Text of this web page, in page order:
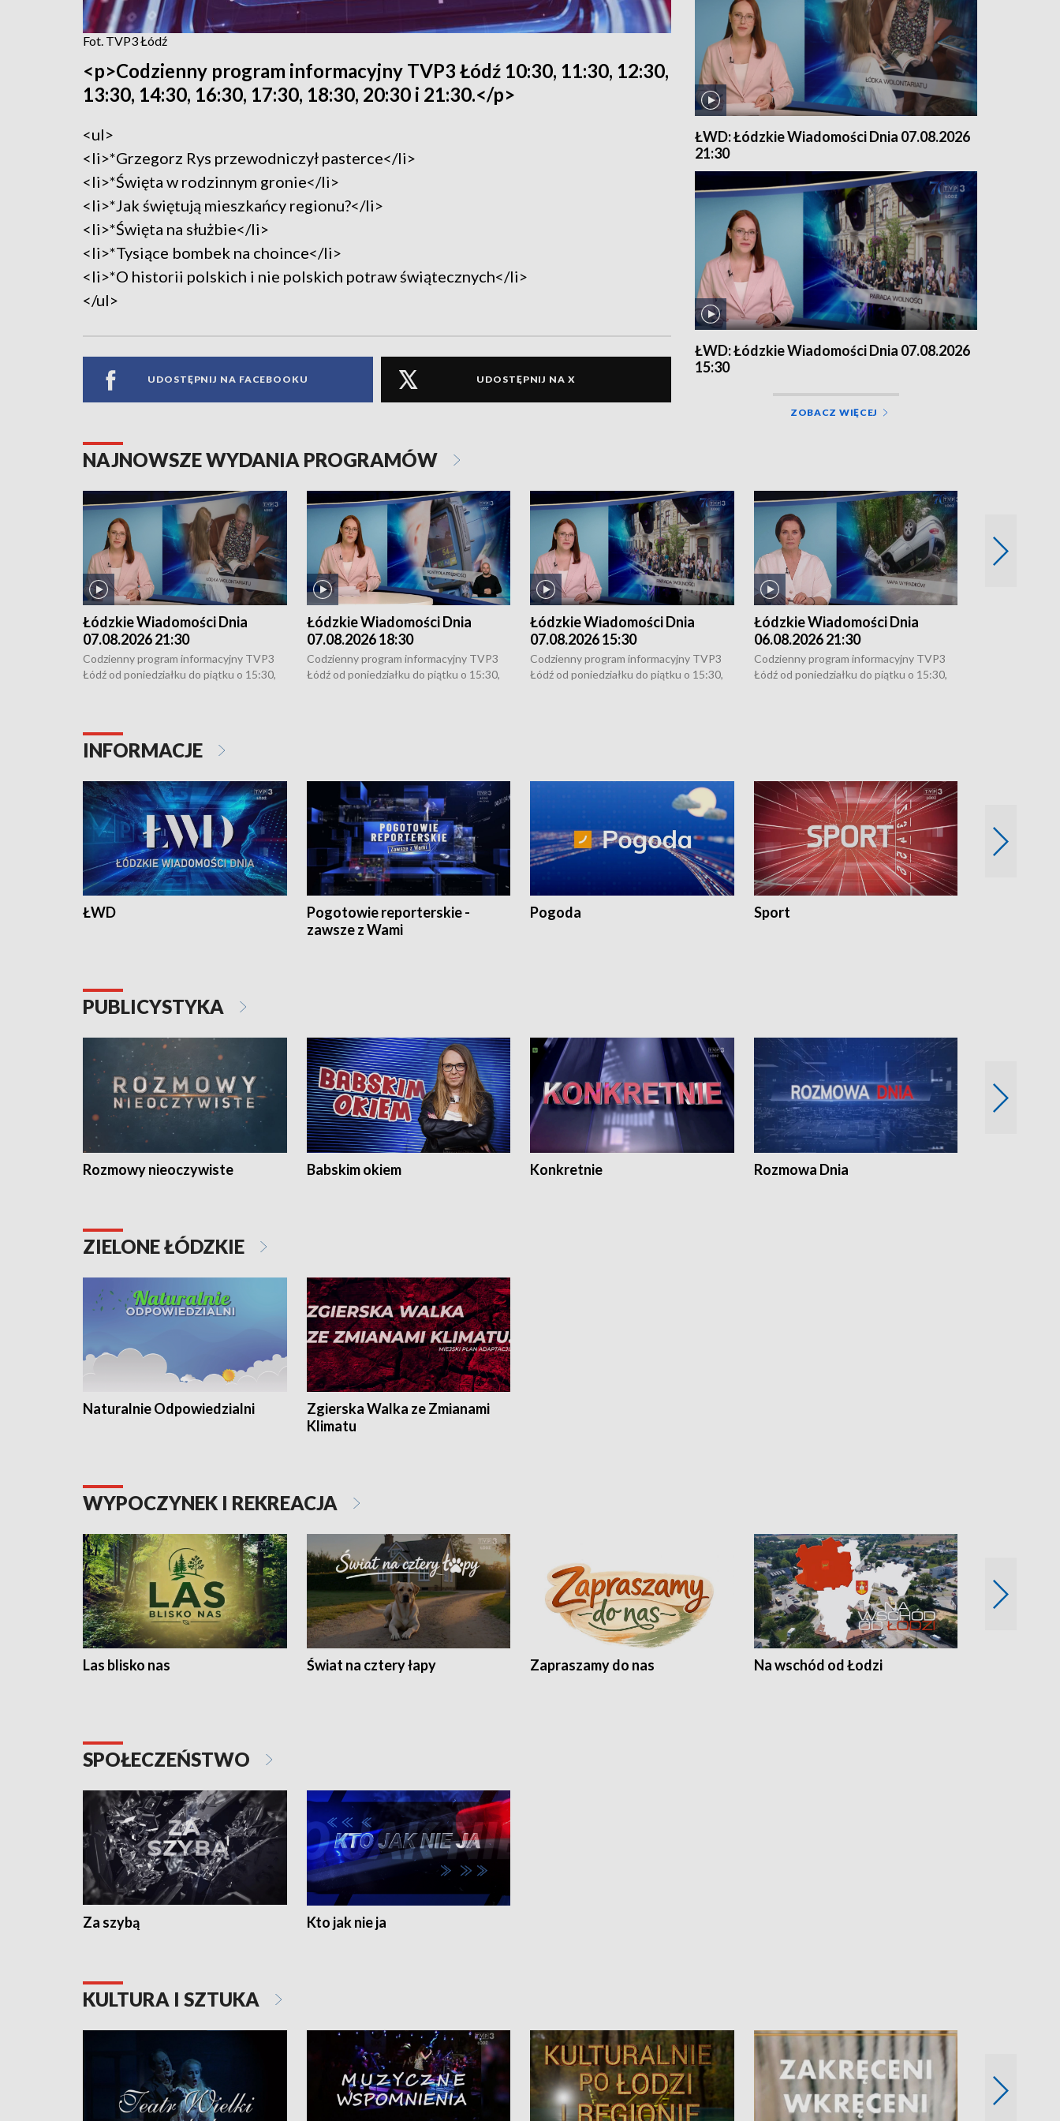
Fot. TVP3 Łódź
<p>Codzienny program informacyjny TVP3 Łódź 10:30, 11:30, 12:30,
13:30, 14:30, 16:30, 17:30, 18:30, 20:30 i 21:30.</p>
<ul>
<li>*Grzegorz Rys przewodniczył pasterce</li>
<li>*Święta w rodzinnym gronie</li>
<li>*Jak świętują mieszkańcy regionu?</li>
<li>*Święta na służbie</li>
<li>*Tysiące bombek na choince</li>
<li>*O historii polskich i nie polskich potraw świątecznych</li>
</ul>
UDOSTĘPNIJ NA FACEBOOKU UDOSTĘPNIJ NA X
ŁWD: Łódzkie Wiadomości Dnia 07.08.2026
21:30
ŁWD: Łódzkie Wiadomości Dnia 07.08.2026
15:30
ZOBACZ WIĘCEJ
NAJNOWSZE WYDANIA PROGRAMÓW
Łódzkie Wiadomości Dnia
07.08.2026 21:30
Codzienny program informacyjny TVP3
Łódź od poniedziałku do piątku o 15:30,
Łódzkie Wiadomości Dnia
07.08.2026 18:30
Codzienny program informacyjny TVP3
Łódź od poniedziałku do piątku o 15:30,
Łódzkie Wiadomości Dnia
07.08.2026 15:30
Codzienny program informacyjny TVP3
Łódź od poniedziałku do piątku o 15:30,
Łódzkie Wiadomości Dnia
06.08.2026 21:30
Codzienny program informacyjny TVP3
Łódź od poniedziałku do piątku o 15:30,
INFORMACJE
ŁWD
Pogotowie reporterskie -
zawsze z Wami
Pogoda Sport
PUBLICYSTYKA
Rozmowy nieoczywiste Babskim okiem Konkretnie Rozmowa Dnia
ZIELONE ŁÓDZKIE
Naturalnie Odpowiedzialni
Zgierska Walka ze Zmianami
Klimatu
WYPOCZYNEK I REKREACJA
Las blisko nas Świat na cztery łapy Zapraszamy do nas Na wschód od Łodzi
SPOŁECZEŃSTWO
Za szybą Kto jak nie ja
KULTURA I SZTUKA